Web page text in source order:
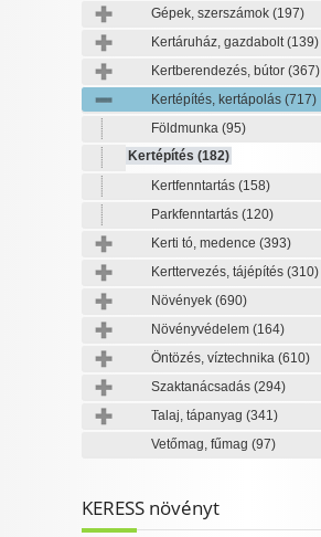
Gépek, szerszámok (197)
Kertáruház, gazdabolt(139)
Kertberendezés, bútor (367)
Kertépítés, kertápolás (717)
Földmunka (95)
Kertépítés (182)
Kertfenntartás (158)
Parkfenntartás (120)
Kerti tó, medence (393)
Kerttervezés, tájépítés (310)
Növények (690)
Növényvédelem (164)
Öntözés, víztechnika (610)
Szaktanácsadás (294)
Talaj, tápanyag (341)
Vetőmag, fűmag (97)
KERESS növényt